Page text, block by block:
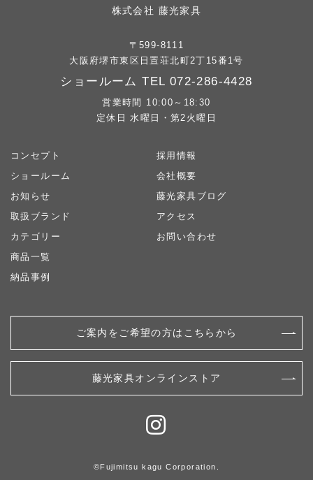
株式会社 藤光家具
〒599-8111
大阪府堺市東区日置荘北町2丁15番1号
ショールーム TEL 072-286-4428
営業時間 10:00～18:30
定休日 水曜日・第2火曜日
コンセプト
ショールーム
お知らせ
取扱ブランド
カテゴリー
商品一覧
納品事例
採用情報
会社概要
藤光家具ブログ
アクセス
お問い合わせ
ご案内をご希望の方はこちらから
藤光家具オンラインストア
©︎Fujimitsu kagu Corporation.